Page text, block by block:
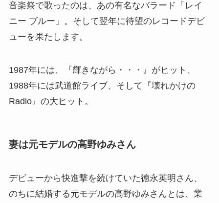
音楽祭で歌ったのは、あの有名なバラード「レイ
ニー ブルー」。そして翌年に待望のレコードデビ
ューを果たします。
1987年には、『輝きながら・・・』がヒット、
1988年には武道館ライブ、そして『壊れかけの
Radio』の大ヒット。
妻は元モデルの高野ゆみさん
デビューから快進撃を続けていた徳永英明さん、
のちに結婚する元モデルの高野ゆみさんとは、業